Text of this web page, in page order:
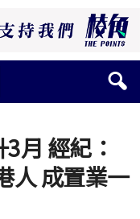
月 經紀：
人 成置業一